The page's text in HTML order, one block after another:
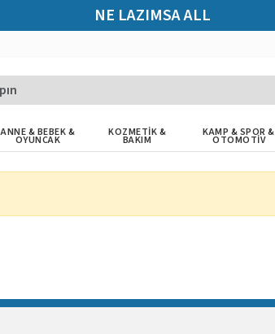
NE LAZIMSA ALL
ANNE & BEBEK &
OYUNCAK
KOZMETİK &
BAKIM
KAMP & SPOR &
OTOMOTİV